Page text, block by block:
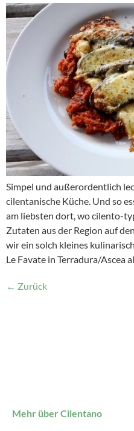
Simpel und außerordentlich
cilentanische Küche. Und so
am liebsten dort, wo cilento-
Zutaten aus der Region auf
wir ein solch kleines
Le Favate in Terradura/Ascea
← Zurück
Mehr über Cilentano